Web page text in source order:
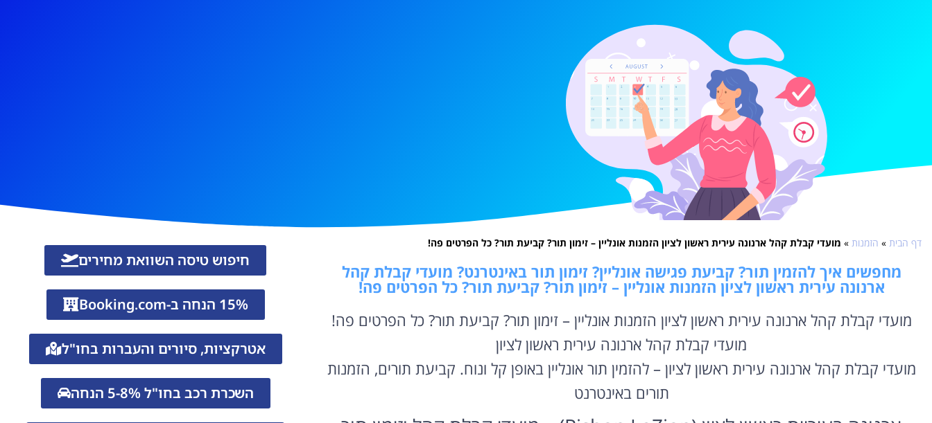
דף הבית » הזמנות » מועדי קבלת קהל ארנונה עירית ראשון לציון הזמנות אונליין – זימון תור? קביעת תור? כל הפרטים פה!
מחפשים איך להזמין תור? קביעת פגישה אונליין? זימון תור באינטרנט? מועדי קבלת קהל
ארנונה עירית ראשון לציון הזמנות אונליין – זימון תור? קביעת תור? כל הפרטים פה!
מועדי קבלת קהל ארנונה עירית ראשון לציון הזמנות אונליין – זימון תור? קביעת תור? כל הפרטים פה!
מועדי קבלת קהל ארנונה עירית ראשון לציון
מועדי קבלת קהל ארנונה עירית ראשון לציון – להזמין תור אונליין באופן קל ונוח. קביעת תורים, הזמנות
תורים באינטרנט
חיפוש טיסה השוואת מחירים
15% הנחה ב-Booking.com
אטרקציות, סיורים והעברות בחו"ל
השכרת רכב בחו"ל 5-8% הנחה